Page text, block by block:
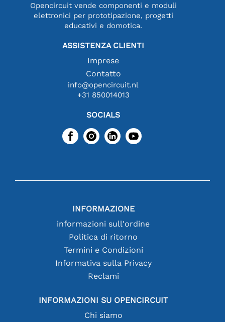
Opencircuit vende componenti e moduli
elettronici per prototipazione, progetti
educativi e domotica.
ASSISTENZA CLIENTI
Imprese
Contatto
info@opencircuit.nl
+31 850014013
SOCIALS
INFORMAZIONE
informazioni sull'ordine
Politica di ritorno
Termini e Condizioni
Informativa sulla Privacy
Reclami
INFORMAZIONI SU OPENCIRCUIT
Chi siamo